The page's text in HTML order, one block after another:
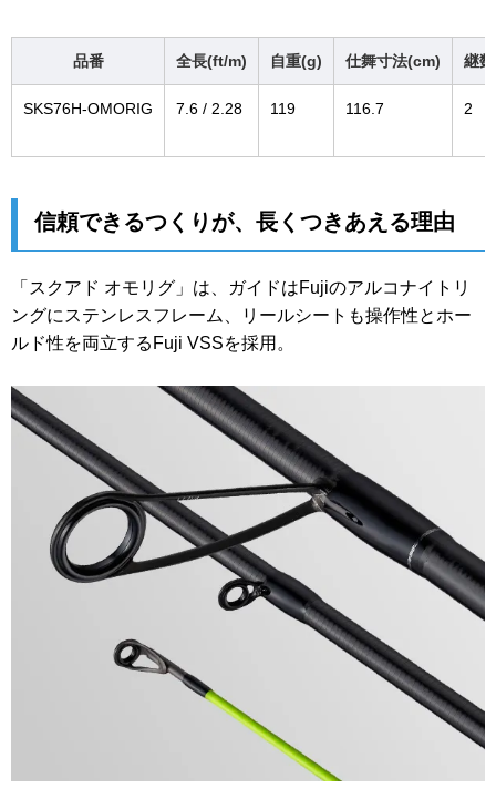
品番 全長(ft/m) 自重(g) 仕舞寸法(cm) 継数
SKS76H-OMORIG 7.6 / 2.28 119 116.7 2
信頼できるつくりが、長くつきあえる理由
「スクアド オモリグ」は、ガイドはFujiのアルコナイトリ
ングにステンレスフレーム、リールシートも操作性とホー
ルド性を両立するFuji VSSを採用。